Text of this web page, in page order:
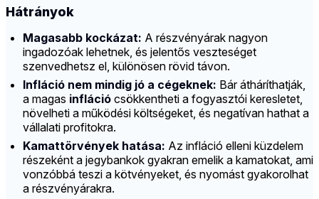
Hátrányok
Magasabb kockázat: A részvényárak nagyon
ingadozóak lehetnek, és jelentős veszteséget
szenvedhetsz el, különösen rövid távon.
Infláció nem mindig jó a cégeknek: Bár átháríthatják,
a magas infláció csökkentheti a fogyasztói keresletet,
növelheti a működési költségeket, és negatívan hathat a
vállalati profitokra.
Kamattörvények hatása: Az infláció elleni küzdelem
részeként a jegybankok gyakran emelik a kamatokat, ami
vonzóbbá teszi a kötvényeket, és nyomást gyakorolhat
a részvényárakra.